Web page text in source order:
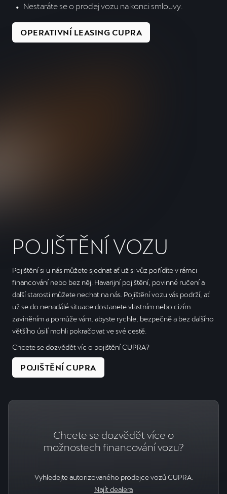
Nestaráte se o prodej vozu na konci smlouvy.
OPERATIVNÍ LEASING CUPRA
POJIŠTĚNÍ VOZU
Pojištění si u nás můžete sjednat ať už si vůz pořídíte v rámci
financování nebo bez něj. Havarijní pojištění, povinné ručení a
další starosti můžete nechat na nás. Pojištění vozu vás podrží, ať
už se do nenadálé situace dostanete vlastním nebo cizím
zaviněním a pomůže vám, abyste rychle, bezpečně a bez dalšího
většího úsilí mohli pokračovat ve své cestě.
Chcete se dozvědět víc o pojištění CUPRA?
POJIŠTĚNÍ CUPRA
Chcete se dozvědět více o
možnostech financování vozu?
Vyhledejte autorizovaného prodejce vozů CUPRA.
Najít dealera